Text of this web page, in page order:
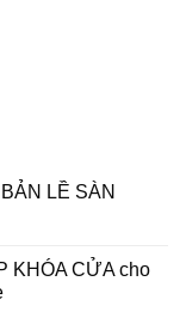
LỀ SÀN
KHÓA CỬA cho